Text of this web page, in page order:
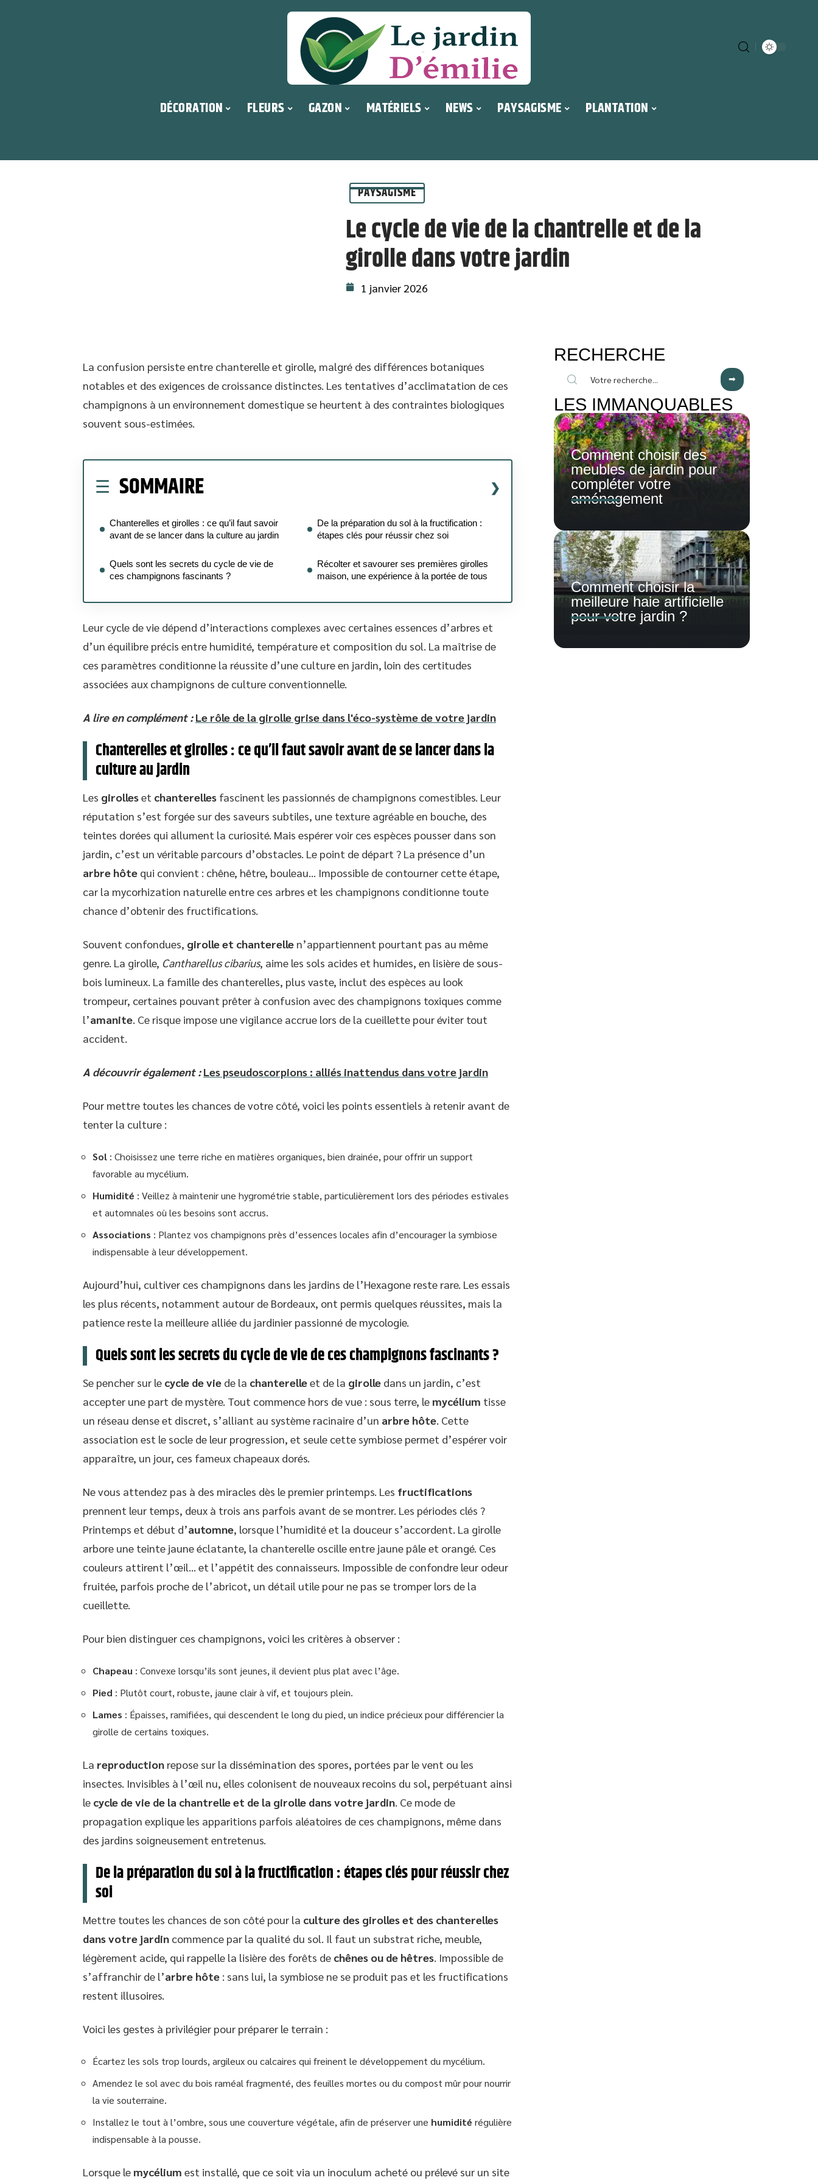
DÉCORATION FLEURS GAZON MATÉRIELS NEWS PAYSAGISME PLANTATION
PAYSAGISME
Le cycle de vie de la chantrelle et de la
girolle dans votre jardin
1 janvier 2026
La confusion persiste entre chanterelle et girolle, malgré des différences botaniques
notables et des exigences de croissance distinctes. Les tentatives d’acclimatation de ces
champignons à un environnement domestique se heurtent à des contraintes biologiques
souvent sous-estimées.
SOMMAIRE
Chanterelles et girolles : ce qu’il faut savoir
avant de se lancer dans la culture au jardin
Quels sont les secrets du cycle de vie de
ces champignons fascinants ?
De la préparation du sol à la fructification :
étapes clés pour réussir chez soi
Récolter et savourer ses premières girolles
maison, une expérience à la portée de tous
Leur cycle de vie dépend d’interactions complexes avec certaines essences d’arbres et
d’un équilibre précis entre humidité, température et composition du sol. La maîtrise de
ces paramètres conditionne la réussite d’une culture en jardin, loin des certitudes
associées aux champignons de culture conventionnelle.
A lire en complément : Le rôle de la girolle grise dans l'éco-système de votre jardin
Chanterelles et girolles : ce qu’il faut savoir avant de se lancer dans la
culture au jardin
Les girolleset chanterelles fascinent les passionnés de champignons comestibles. Leur
réputation s’est forgée sur des saveurs subtiles, une texture agréable en bouche, des
teintes dorées qui allument la curiosité. Mais espérer voir ces espèces pousser dans son
jardin, c’est un véritable parcours d’obstacles. Le point de départ ? La présence d’un
arbre hôte qui convient : chêne, hêtre, bouleau… Impossible de contourner cette étape,
car la mycorhization naturelle entre ces arbres et les champignons conditionne toute
chance d’obtenir des fructifications.
Souvent confondues, girolle et chanterelle n’appartiennent pourtant pas au même
genre. La girolle, Cantharellus cibarius, aime les sols acides et humides, en lisière de sous-
bois lumineux. La famille des chanterelles, plus vaste, inclut des espèces au look
trompeur, certaines pouvant prêter à confusion avec des champignons toxiques comme
l’amanite . Ce risque impose une vigilance accrue lors de la cueillette pour éviter tout
accident.
A découvrir également : Les pseudoscorpions : alliés inattendus dans votre jardin
Pour mettre toutes les chances de votre côté, voici les points essentiels à retenir avant de
tenter la culture :
Sol : Choisissez une terre riche en matières organiques, bien drainée, pour offrir un support
favorable au mycélium.
Humidité : Veillez à maintenir une hygrométrie stable, particulièrement lors des périodes estivales
et automnales où les besoins sont accrus.
Associations : Plantez vos champignons près d’essences locales afin d’encourager la symbiose
indispensable à leur développement.
Aujourd’hui, cultiver ces champignons dans les jardins de l’Hexagone reste rare. Les essais
les plus récents, notamment autour de Bordeaux, ont permis quelques réussites, mais la
patience reste la meilleure alliée du jardinier passionné de mycologie.
Quels sont les secrets du cycle de vie de ces champignons fascinants ?
Se pencher sur le cycle de vie de la chanterelleet de la girolle dans un jardin, c’est
accepter une part de mystère. Tout commence hors de vue : sous terre, le mycélium tisse
un réseau dense et discret, s’alliant au système racinaire d’un arbre hôte . Cette
association est le socle de leur progression, et seule cette symbiose permet d’espérer voir
apparaître, un jour, ces fameux chapeaux dorés.
Ne vous attendez pas à des miracles dès le premier printemps. Les fructifications
prennent leur temps, deux à trois ans parfois avant de se montrer. Les périodes clés ?
Printemps et début d’automne, lorsque l’humidité et la douceur s’accordent. La girolle
arbore une teinte jaune éclatante, la chanterelle oscille entre jaune pâle et orangé. Ces
couleurs attirent l’œil… et l’appétit des connaisseurs. Impossible de confondre leur odeur
fruitée, parfois proche de l’abricot, un détail utile pour ne pas se tromper lors de la
cueillette.
Pour bien distinguer ces champignons, voici les critères à observer :
Chapeau : Convexe lorsqu’ils sont jeunes, il devient plus plat avec l’âge.
Pied : Plutôt court, robuste, jaune clair à vif, et toujours plein.
Lames : Épaisses, ramifiées, qui descendent le long du pied, un indice précieux pour différencier la
girolle de certains toxiques.
La reproduction repose sur la dissémination des spores, portées par le vent ou les
insectes. Invisibles à l’œil nu, elles colonisent de nouveaux recoins du sol, perpétuant ainsi
le cycle de vie de la chantrelle et de la girolle dans votre jardin . Ce mode de
propagation explique les apparitions parfois aléatoires de ces champignons, même dans
des jardins soigneusement entretenus.
De la préparation du sol à la fructification : étapes clés pour réussir chez
soi
Mettre toutes les chances de son côté pour la culture des girolles et des chanterelles
dans votre jardin commence par la qualité du sol. Il faut un substrat riche, meuble,
légèrement acide, qui rappelle la lisière des forêts de chênes ou de hêtres . Impossible de
s’affranchir de l’arbre hôte : sans lui, la symbiose ne se produit pas et les fructifications
restent illusoires.
Voici les gestes à privilégier pour préparer le terrain :
Écartez les sols trop lourds, argileux ou calcaires qui freinent le développement du mycélium.
Amendez le sol avec du bois raméal fragmenté, des feuilles mortes ou du compost mûr pour nourrir
la vie souterraine.
Installez le tout à l’ombre, sous une couverture végétale, afin de préserver une humidité régulière
indispensable à la pousse.
Lorsque le mycélium est installé, que ce soit via un inoculum acheté ou prélevé sur un site
RECHERCHE
LES IMMANQUABLES
Comment choisir des
meubles de jardin pour
compléter votre
aménagement
Comment choisir la
meilleure haie artificielle
pour votre jardin ?